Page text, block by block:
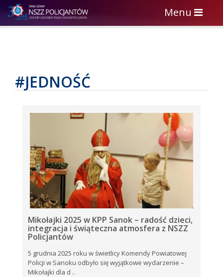
Toggle
navigation
Menu
#JEDNOŚĆ
Mikołajki 2025 w KPP Sanok – radość dzieci,
integracja i świąteczna atmosfera z NSZZ
Policjantów
5 grudnia 2025 roku w świetlicy Komendy Powiatowej
Policji w Sanoku odbyło się wyjątkowe wydarzenie –
Mikołajki dla d ..